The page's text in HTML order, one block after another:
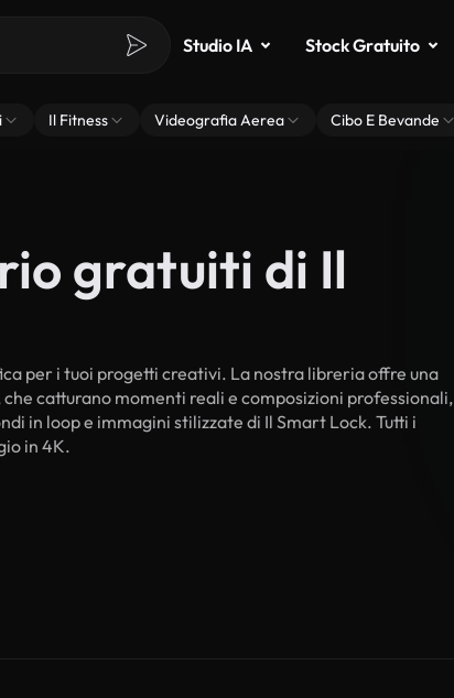
Studio IA Stock Gratuito
Il Fitness Videografia Aerea Cibo E Bevande
gratuiti di Il
per i tuoi progetti creativi. La nostra libreria offre una
catturano momenti reali e composizioni professionali,
in loop e immagini stilizzate di Il Smart Lock. Tutti i
in 4K.